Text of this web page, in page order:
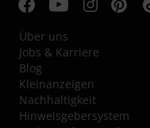
Über uns
Jobs & Karriere
Blog
Kleinanzeigen
Nachhaltigkeit
Hinweisgebersystem